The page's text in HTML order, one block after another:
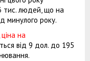
тис. людей, що на
минулого року.
ціна на
від 9 дол. до 195